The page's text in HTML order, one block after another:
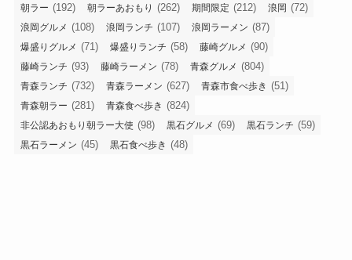
朝ラー (192) 朝ラーあおもり (262) 期間限定 (212) 浪岡 (72)
浪岡グルメ (108) 浪岡ランチ (107) 浪岡ラーメン (87)
爆盛りグルメ (71) 爆盛りランチ (58) 藤崎グルメ (90)
藤崎ランチ (93) 藤崎ラーメン (78) 青森グルメ (804)
青森ランチ (732) 青森ラーメン (627) 青森市食べ歩き (51)
青森朝ラー (281) 青森食べ歩き (824)
非公認あおもり朝ラー大使 (98) 黒石グルメ (69) 黒石ランチ (59)
黒石ラーメン (45) 黒石食べ歩き (48)